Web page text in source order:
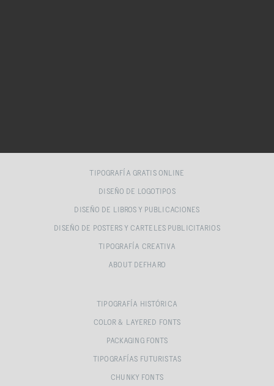
TIPOGRAFÍA GRATIS ONLINE
DISEÑO DE LOGOTIPOS
DISEÑO DE LIBROS Y PUBLICACIONES
DISEÑO DE POSTERS Y CARTELES PUBLICITARIOS
TIPOGRAFÍA CREATIVA
ABOUT DEFHARO
TIPOGRAFÍA HISTÓRICA
COLOR & LAYERED FONTS
PACKAGING FONTS
TIPOGRAFÍAS FUTURISTAS
CHUNKY FONTS